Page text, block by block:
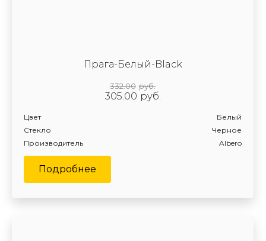
Прага-Белый-Black
руб.
332.00
руб.
305.00
Цвет Белый
Производитель Albero
Стекло Черное
Подробнее